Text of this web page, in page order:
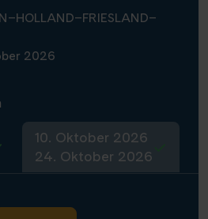
2026
10. Oktober 2026
24. Oktober 2026